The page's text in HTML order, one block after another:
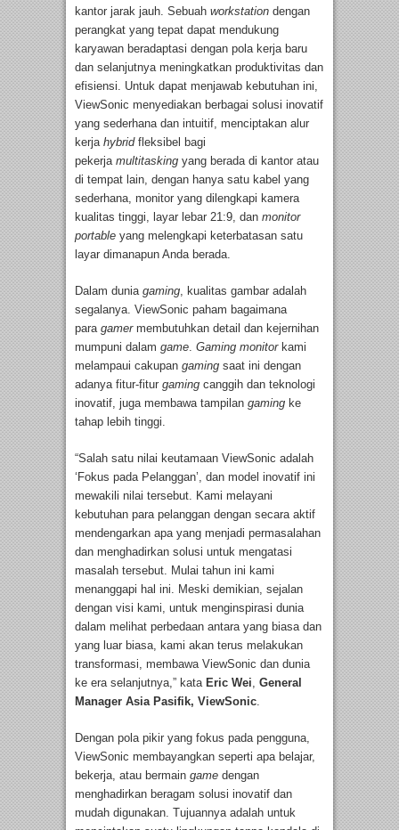
kantor jarak jauh. Sebuah workstation dengan
perangkat yang tepat dapat mendukung
karyawan beradaptasi dengan pola kerja baru
dan selanjutnya meningkatkan produktivitas dan
efisiensi. Untuk dapat menjawab kebutuhan ini,
ViewSonic menyediakan berbagai solusi inovatif
yang sederhana dan intuitif, menciptakan alur
kerja hybridfleksibel bagi
pekerja multitasking yang berada di kantor atau
di tempat lain, dengan hanya satu kabel yang
sederhana, monitor yang dilengkapi kamera
kualitas tinggi, layar lebar 21:9, dan monitor
portable yang melengkapi keterbatasan satu
layar dimanapun Anda berada.
Dalam dunia gaming , kualitas gambar adalah
segalanya. ViewSonic paham bagaimana
para gamermembutuhkan detail dan kejernihan
mumpuni dalam game Gaming monitor kami
melampaui cakupan gaming saat ini dengan
adanya fitur-fitur gaming canggih dan teknologi
inovatif, juga membawa tampilan gaming ke
tahap lebih tinggi.
“Salah satu nilai keutamaan ViewSonic adalah
‘Fokus pada Pelanggan’, dan model inovatif ini
mewakili nilai tersebut. Kami melayani
kebutuhan para pelanggan dengan secara aktif
mendengarkan apa yang menjadi permasalahan
dan menghadirkan solusi untuk mengatasi
masalah tersebut. Mulai tahun ini kami
menanggapi hal ini. Meski demikian, sejalan
dengan visi kami, untuk menginspirasi dunia
dalam melihat perbedaan antara yang biasa dan
yang luar biasa, kami akan terus melakukan
transformasi, membawa ViewSonic dan dunia
ke era selanjutnya,” kata Eric Wei General
Manager Asia Pasifik, ViewSonic
Dengan pola pikir yang fokus pada pengguna,
ViewSonic membayangkan seperti apa belajar,
bekerja, atau bermain game dengan
menghadirkan beragam solusi inovatif dan
mudah digunakan. Tujuannya adalah untuk